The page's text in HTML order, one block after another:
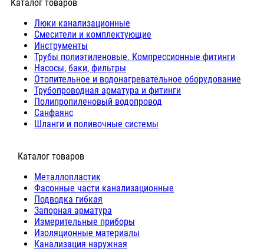
Каталог товаров
Люки канализационные
Cмесители и комплектующие
Инструменты
Трубы полиэтиленовые. Компрессионные фитинги
Насосы, баки, фильтры
Отопительное и водонагревательное оборудование
Трубопроводная арматура и фитинги
Полипропиленовый водопровод
Санфаянс
Шланги и поливочные системы
⠀Каталог товаров
Металлопластик
Фасонные части канализационные
Подводка гибкая
Запорная арматура
Измерительные приборы
Изоляционные материалы
Канализация наружная